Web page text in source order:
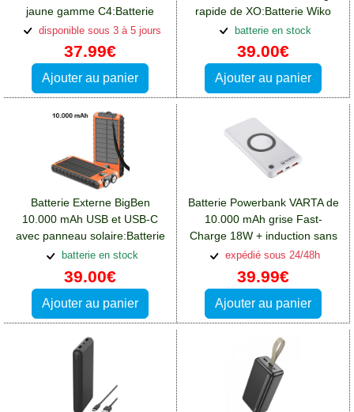
jaune gamme C4:Batterie
Wiko View 4 Lite
disponible sous 3 à 5 jours
37.99€
Ajouter au panier
rapide de XO:Batterie Wiko
View 4 Lite
batterie en stock
39.00€
Ajouter au panier
Batterie Externe BigBen
10.000 mAh USB et USB-C
avec panneau solaire:Batterie
Wiko View 4 Lite
batterie en stock
39.00€
Ajouter au panier
Batterie Powerbank VARTA de
10.000 mAh grise Fast-
Charge 18W + induction sans
fil:Batterie Wiko View 4 Lite
expédié sous 24/48h
39.99€
Ajouter au panier